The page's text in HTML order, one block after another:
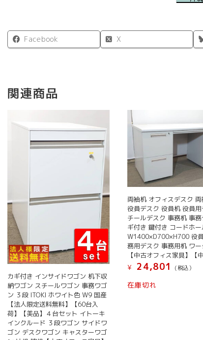
Facebook X
関連商品
カギ付き インサイドワゴン 机下収
納ワゴン スチールワゴン 事務ワゴ
ン ３段 ITOKI ホワイト色 W9 国産
【法人限定送料無料】【60台入
荷】【美品】４台セット イトーキ
インクルード ３段ワゴン サイドワ
ゴン デスクワゴン キャスターワゴ
両袖机 オフィスデスク 両
役員デスク 役員机 役員用
チールデスク 事務机 事務
ギ付き 鍵付き コードホー
W1400×D700×H700 役
務用デスク 事務用机 ワー
【中古オフィス家具】【中
¥
24,801 (税込）
在庫切れ